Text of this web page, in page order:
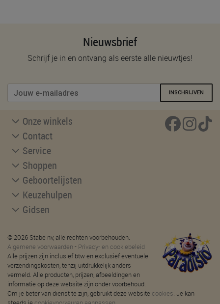
Nieuwsbrief
Schrijf je in en ontvang als eerste alle nieuwtjes!
INSCHRIJVEN
Onze winkels
Contact
Service
Shoppen
Geboortelijsten
Keuzehulpen
Gidsen
© 2026 Stabe nv, alle rechten voorbehouden.
Algemene voorwaarden - Privacy- en cookiebeleid
Alle prijzen zijn inclusief btw en exclusief eventuele
verzendingskosten, tenzij uitdrukkelijk anders
vermeld. Alle producten, prijzen, afbeeldingen en
informatie op deze website zijn onder voorbehoud.
Om je beter van dienst te zijn, gebruikt deze website cookies. Je kan